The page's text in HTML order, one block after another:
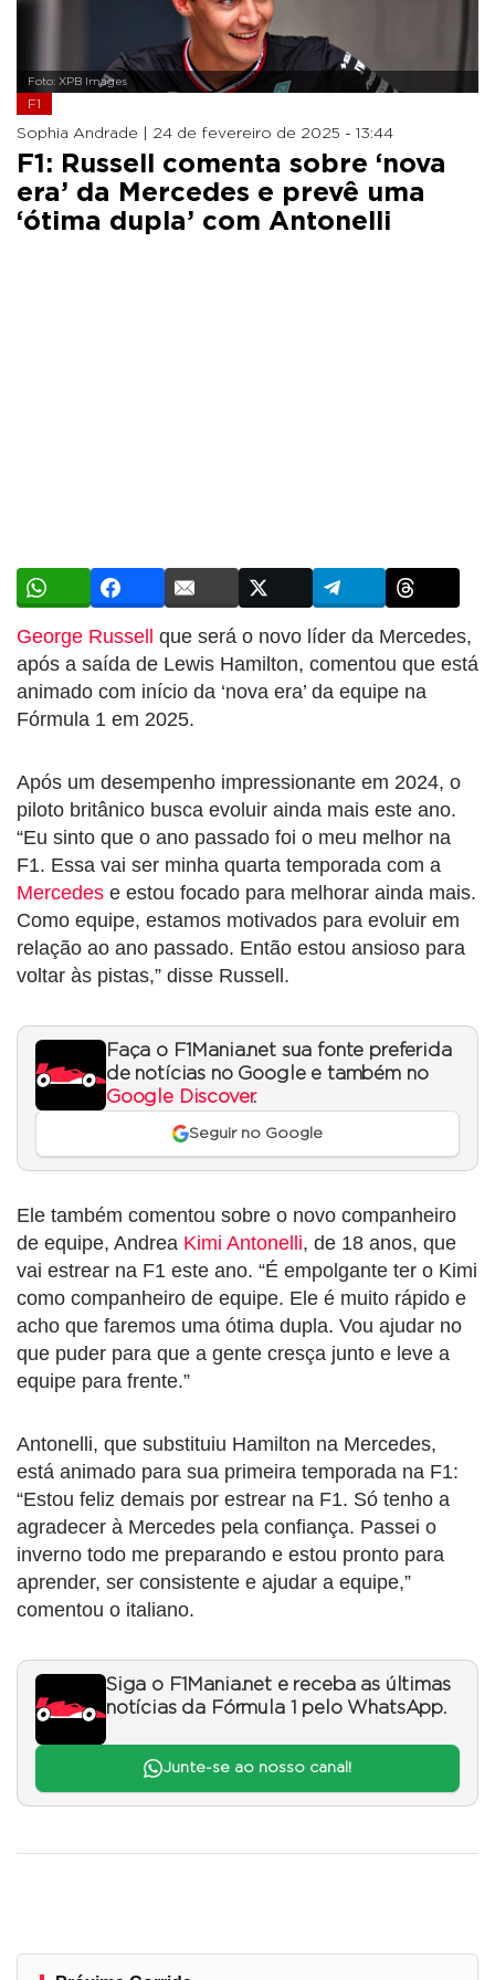
Foto: XPB Images
F1
Sophia Andrade | 24 de fevereiro de 2025 - 13:44
F1: Russell comenta sobre ‘nova
era’ da Mercedes e prevê uma
‘ótima dupla’ com Antonelli
George Russell que será o novo líder da Mercedes,
após a saída de Lewis Hamilton, comentou que está
animado com início da ‘nova era’ da equipe na
Fórmula 1 em 2025.
Após um desempenho impressionante em 2024, o
piloto britânico busca evoluir ainda mais este ano.
“Eu sinto que o ano passado foi o meu melhor na
F1. Essa vai ser minha quarta temporada com a
Mercedes e estou focado para melhorar ainda mais.
Como equipe, estamos motivados para evoluir em
relação ao ano passado. Então estou ansioso para
voltar às pistas,” disse Russell.
Faça o F1Mania.net sua fonte preferida
de notícias no Google e também no
Google Discover.
Seguir no Google
Ele também comentou sobre o novo companheiro
de equipe, Andrea Kimi Antonelli, de 18 anos, que
vai estrear na F1 este ano. “É empolgante ter o Kimi
como companheiro de equipe. Ele é muito rápido e
acho que faremos uma ótima dupla. Vou ajudar no
que puder para que a gente cresça junto e leve a
equipe para frente.”
Antonelli, que substituiu Hamilton na Mercedes,
está animado para sua primeira temporada na F1:
“Estou feliz demais por estrear na F1. Só tenho a
agradecer à Mercedes pela confiança. Passei o
inverno todo me preparando e estou pronto para
aprender, ser consistente e ajudar a equipe,”
comentou o italiano.
Siga o F1Mania.net e receba as últimas
notícias da Fórmula 1 pelo WhatsApp.
Junte-se ao nosso canal!